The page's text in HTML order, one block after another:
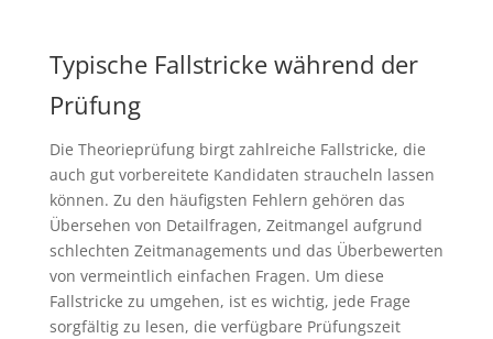
Typische Fallstricke während der
Prüfung
Die Theorieprüfung birgt zahlreiche Fallstricke, die
auch gut vorbereitete Kandidaten straucheln lassen
können. Zu den häufigsten Fehlern gehören das
Übersehen von Detailfragen, Zeitmangel aufgrund
schlechten Zeitmanagements und das Überbewerten
von vermeintlich einfachen Fragen. Um diese
Fallstricke zu umgehen, ist es wichtig, jede Frage
sorgfältig zu lesen, die verfügbare Prüfungszeit